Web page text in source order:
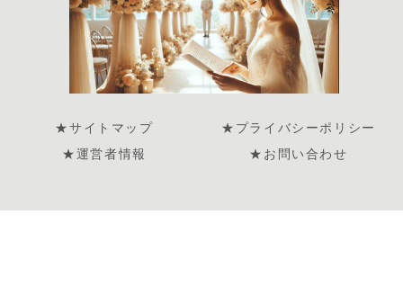
★サイトマップ
★プライバシーポリシー
★運営者情報
★お問い合わせ